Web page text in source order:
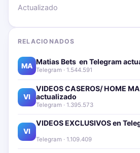
Actualizado
RELACIONADOS
MA Matias Bets ‍ en Telegram
Telegram · 1.544.591
VI
VIDEOS CASEROS/ HOME
actualizado📱🔥
Telegram · 1.395.573
VI
VIDEOS EXCLUSIVOS en
Telegram · 1.109.409